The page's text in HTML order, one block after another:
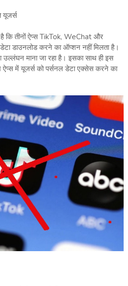
यूजर्स
कि तीनों ऐप्स TikTok, WeChat और
डाउनलोड करने का ऑप्शन नहीं मिलता है।
उल्लंघन माना जा रहा है। इसका साथ ही इस
ऐप्स में यूजर्स को पर्सनल डेटा एक्सेस करने का